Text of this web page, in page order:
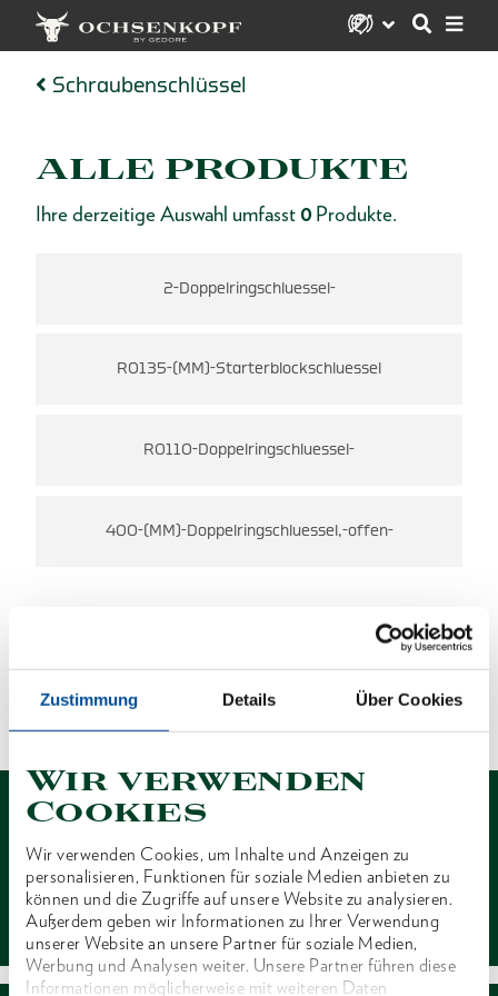
Zustimmung Details Über Cookies
Wir verwenden
Cookies
Wir verwenden Cookies, um Inhalte und Anzeigen zu
personalisieren, Funktionen für soziale Medien anbieten zu
können und die Zugriffe auf unsere Website zu analysieren.
Außerdem geben wir Informationen zu Ihrer Verwendung
unserer Website an unsere Partner für soziale Medien,
Werbung und Analysen weiter. Unsere Partner führen diese
Informationen möglicherweise mit weiteren Daten
Schraubenschlüssel
ALLE PRODUKTE
Ihre derzeitige Auswahl umfasst 0 Produkte.
2-Doppelringschluessel-
R0135-(MM)-Starterblockschluessel
R0110-Doppelringschluessel-
400-(MM)-Doppelringschluessel,-offen-
ES WURDEN KEINE ERGEBNISSE
1 von 1
Kontakt